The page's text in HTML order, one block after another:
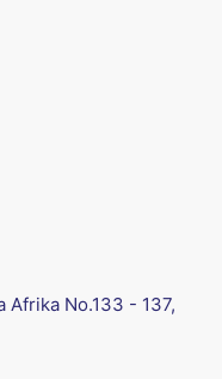
Afrika No.133 - 137,